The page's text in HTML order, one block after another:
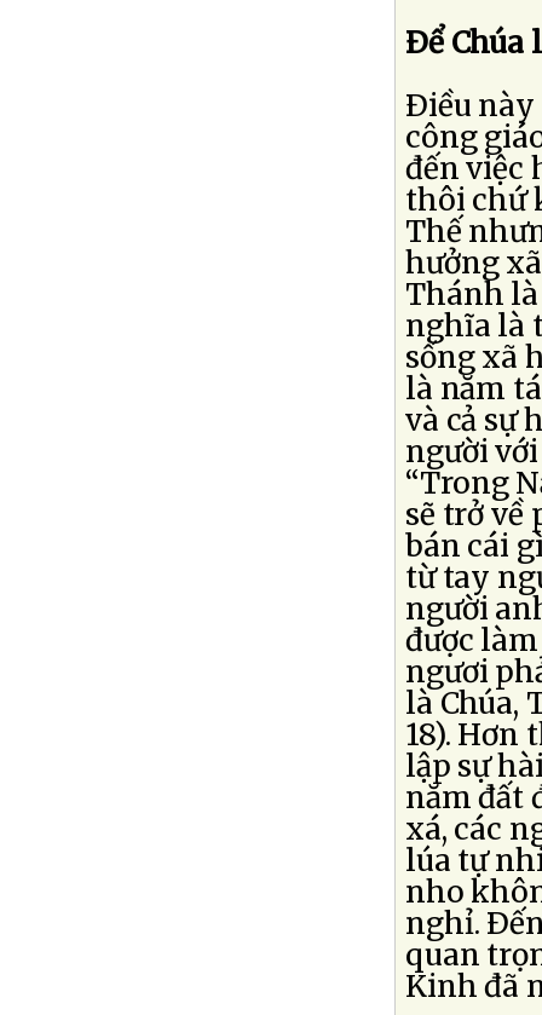
Ðể Chúa
Ðiều này
công
đến việc
thôi chứ
Thế
hưởng
Thánh là
nghĩa là
sống xã
là năm
và cả sự
người
“Trong
sẽ trở về
bán cái
từ tay
người
được
ngươi
là Chúa,
18). Hơn
lập sự
năm đất
xá, các
lúa tự
nho
nghỉ.
quan
Kinh đã